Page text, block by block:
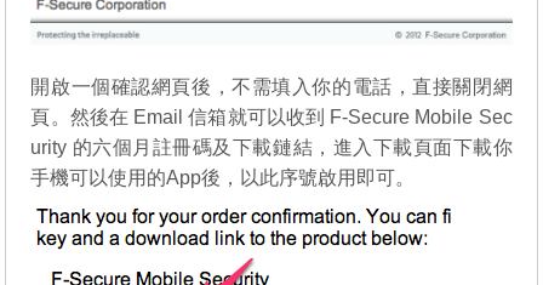
開啟一個確認網頁後，不需填入你的電話，直接關閉網
頁。然後在 Email 信箱就可以收到 F-Secure Mobile Sec
urity 的六個月註冊碼及下載鏈結，進入下載頁面下載你
手機可以使用的App後，以此序號啟用即可。